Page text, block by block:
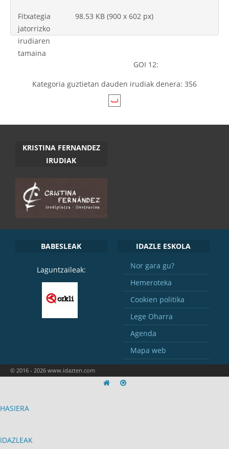
Fitxategia
jatorrizko
irudiaren
tamaina
98.53 KB (900 x 602 px)
GOI 12:
Kategoria guztietan dauden irudiak denera: 356
KRISTINA FERNANDEZ
IRUDIAK
BABESLEAK
Laguntzaileak:
IDAZLE ESKOLA
Nor gara gu?
Hemeroteka
Cookien politika
Lege Oharra
Agenda
Mapa web
© 2016 - 2026 www.idazten.com
HASIERA
IDAZLEAK